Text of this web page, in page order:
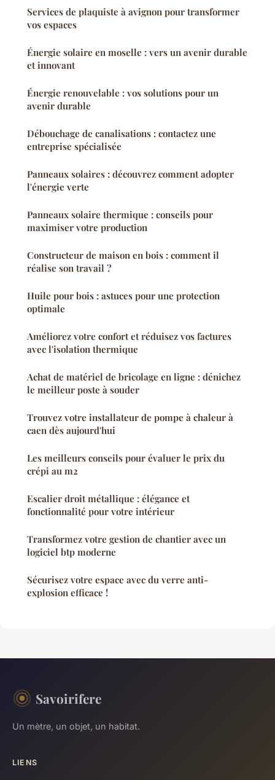
Services de plaquiste à avignon pour transformer
vos espaces
Énergie solaire en moselle : vers un avenir durable
et innovant
Énergie renouvelable : vos solutions pour un
avenir durable
Débouchage de canalisations : contactez une
entreprise spécialisée
Panneaux solaires : découvrez comment adopter
l'énergie verte
Panneaux solaire thermique : conseils pour
maximiser votre production
Constructeur de maison en bois : comment il
réalise son travail ?
Huile pour bois : astuces pour une protection
optimale
Améliorez votre confort et réduisez vos factures
avec l'isolation thermique
Achat de matériel de bricolage en ligne : dénichez
le meilleur poste à souder
Trouvez votre installateur de pompe à chaleur à
caen dès aujourd'hui
Les meilleurs conseils pour évaluer le prix du
crépi au m2
Escalier droit métallique : élégance et
fonctionnalité pour votre intérieur
Transformez votre gestion de chantier avec un
logiciel btp moderne
Sécurisez votre espace avec du verre anti-
explosion efficace !
Savoirifere
Un mètre, un objet, un habitat.
LIENS